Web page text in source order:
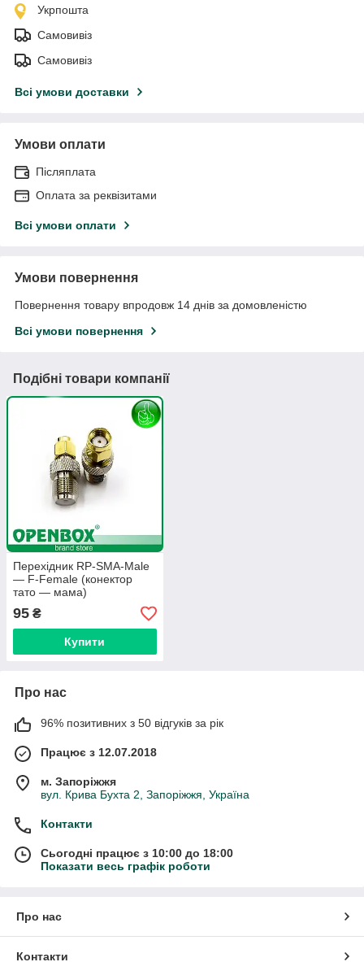
Укрпошта
Самовивіз
Самовивіз
Всі умови доставки
Умови оплати
Післяплата
Оплата за реквізитами
Всі умови оплати
Умови повернення
Повернення товару впродовж 14 днів за домовленістю
Всі умови повернення
Подібні товари компанії
Перехідник RP-SMA-Male
— F-Female (конектор
тато — мама)
95 ₴
Купити
Про нас
96% позитивних з 50 відгуків за рік
Працює з 12.07.2018
м. Запоріжжя
вул. Крива Бухта 2, Запоріжжя, Україна
Контакти
Сьогодні працює з 10:00 до 18:00
Показати весь графік роботи
Про нас
Контакти